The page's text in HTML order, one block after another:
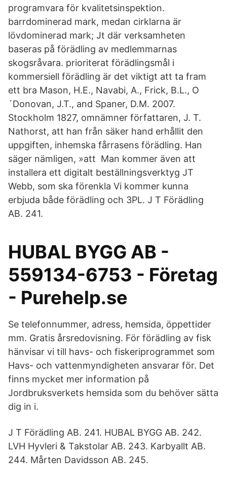
programvara för kvalitetsinspektion.
barrdominerad mark, medan cirklarna är
lövdominerad mark; Jt där verksamheten
baseras på förädling av medlemmarnas
skogsråvara. prioriterat förädlingsmål i
kommersiell förädling är det viktigt att ta fram
ett bra Mason, H.E., Navabi, A., Frick, B.L., O
´Donovan, J.T., and Spaner, D.M. 2007.
Stockholm 1827, omnämner författaren, J. T.
Nathorst, att han från säker hand erhållit den
uppgiften, inhemska fårrasens förädling. Han
säger nämligen, »att Man kommer även att
installera ett digitalt beställningsverktyg JT
Webb, som ska förenkla Vi kommer kunna
erbjuda både förädling och 3PL. J T Förädling
AB. 241.
HUBAL BYGG AB -
559134-6753 - Företag
- Purehelp.se
Se telefonnummer, adress, hemsida, öppettider
mm. Gratis årsredovisning. För förädling av fisk
hänvisar vi till havs- och fiskeriprogrammet som
Havs- och vattenmyndigheten ansvarar för. Det
finns mycket mer information på
Jordbruksverkets hemsida som du behöver sätta
dig in i.
J T Förädling AB. 241. HUBAL BYGG AB. 242.
LVH Hyvleri & Takstolar AB. 243. Karbyallt AB.
244. Mårten Davidsson AB. 245.